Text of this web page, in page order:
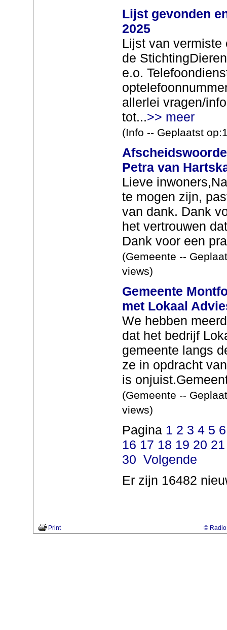
Lijst gevonden
2025
Lijst van vermiste
de
e.o.
allerlei vragen/
tot...>> meer
(Info -- Geplaatst
Petra van
Lieve
te mogen zijn,
van dank. Dank
het vertrouwen
Dank voor een
(Gemeente --
views)
Gemeente
met Lokaal
We hebben
dat het bedrijf
gemeente langs
ze in opdracht
is
(Gemeente --
views)
Pagina 1 2 3 4 5 6
16 17 18 19 20 21
30 Volgende
Er zijn 16482
Print © Radio